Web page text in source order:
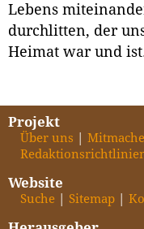
Lebens
durchlitten, der
Heimat war und
Projekt
Über uns
Website
Suche Sitemap